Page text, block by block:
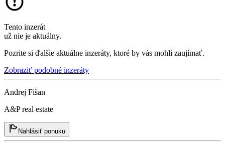
Tento inzerát
už nie je aktuálny.
Pozrite si ďalšie aktuálne inzeráty, ktoré by vás mohli zaujímať.
Zobraziť podobné inzeráty
Andrej Fišan
A&P real estate
Nahlásiť ponuku